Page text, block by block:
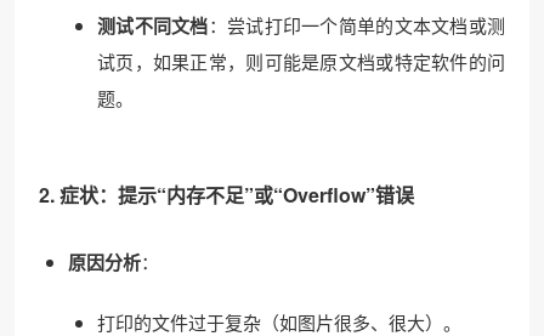
测试不同文档：尝试打印一个简单的文本文档或测
试页，如果正常，则可能是原文档或特定软件的问
题。
2. 症状：提示“内存不足”或“Overflow”错误
原因分析：
打印的文件过于复杂（如图片很多、很大）。